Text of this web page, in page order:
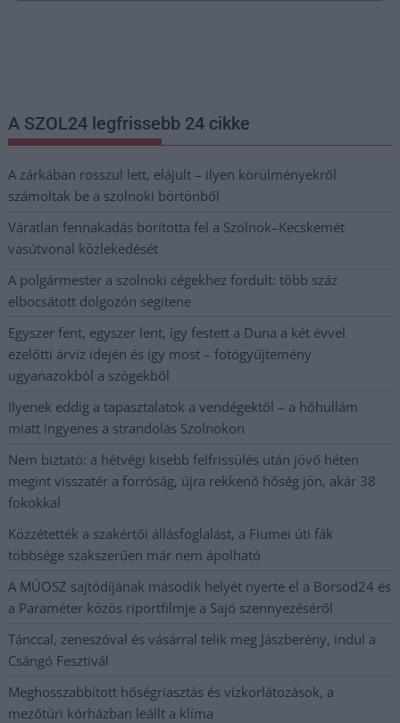
A SZOL24 legfrissebb 24 cikke
A zárkában rosszul lett, elájult – ilyen körülményekről
számoltak be a szolnoki börtönből
Váratlan fennakadás borította fel a Szolnok–Kecskemét
vasútvonal közlekedését
A polgármester a szolnoki cégekhez fordult: több száz
elbocsátott dolgozón segítene
Egyszer fent, egyszer lent, így festett a Duna a két évvel
ezelőtti árvíz idején és így most – fotógyűjtemény
ugyanazokból a szögekből
Ilyenek eddig a tapasztalatok a vendégektől – a hőhullám
miatt ingyenes a strandolás Szolnokon
Nem biztató: a hétvégi kisebb felfrissülés után jövő héten
megint visszatér a forróság, újra rekkenő hőség jön, akár 38
fokokkal
Közzétették a szakértői állásfoglalást, a Fiumei úti fák
többsége szakszerűen már nem ápolható
A MÚOSZ sajtódíjának második helyét nyerte el a Borsod24 és
a Paraméter közös riportfilmje a Sajó szennyezéséről
Tánccal, zeneszóval és vásárral telik meg Jászberény, indul a
Csángó Fesztivál
Meghosszabbított hőségriasztás és vízkorlátozások, a
mezőtúri kórházban leállt a klíma